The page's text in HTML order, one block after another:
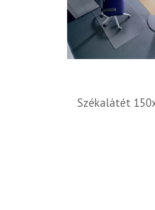
Székalátét